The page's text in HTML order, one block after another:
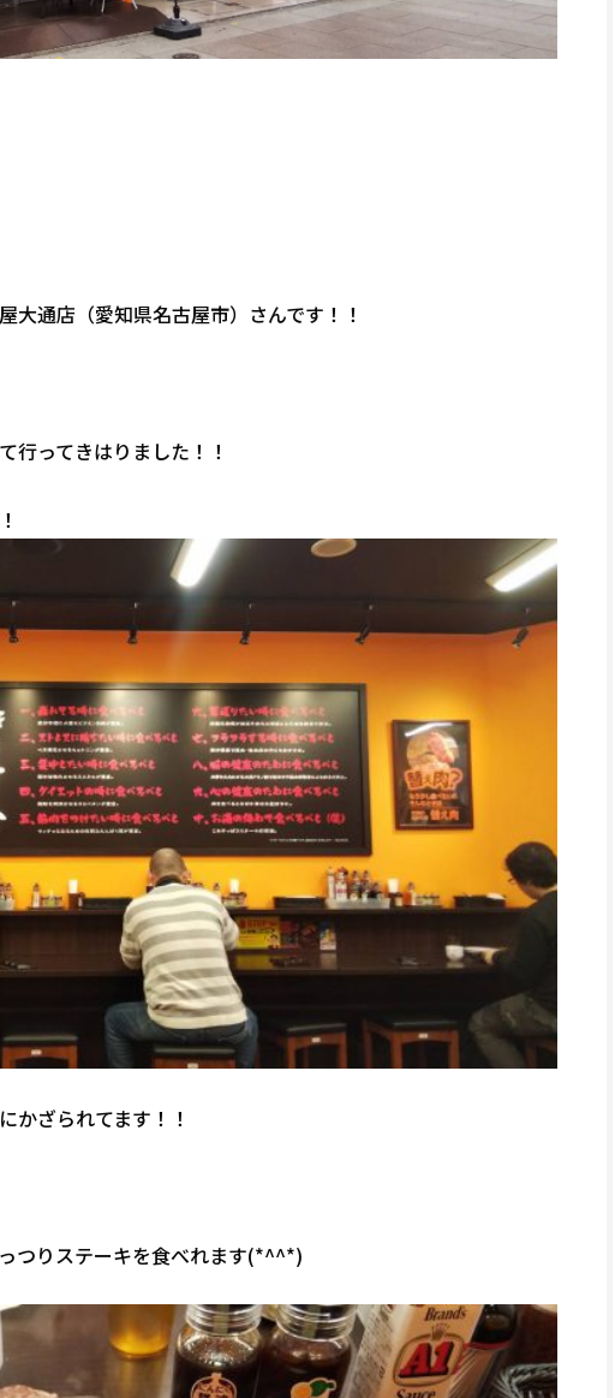
通店（愛知県名古屋市）さんです！！
行ってきはりました！！
かざられてます！！
つりステーキを食べれます(*^^*)